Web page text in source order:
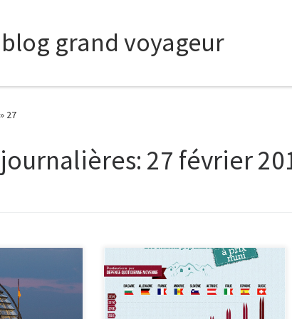
grand voyageur
» 27
27 février
nous
un long week-
la
(Article sponsorisé) Les Bons Plans Ski
à prix mini Ce n’est pas trop tard de
préparer votre prochain séjour